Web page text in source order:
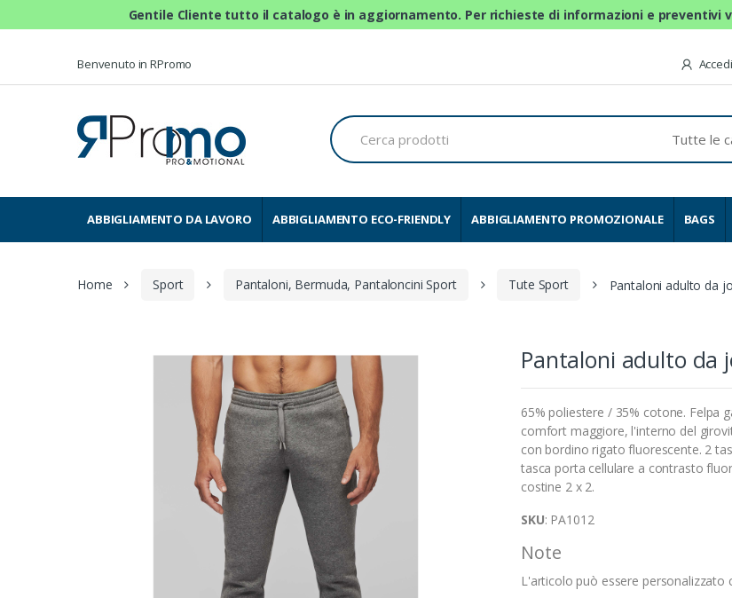
Gentile Cliente tutto il catalogo è in aggiornamento. Per richieste di informazioni e preventivi
Benvenuto in RPromo
C
e
r
p
e
ABBIGLIAMENTO DA LAVORO ABBIGLIAMENTO ECO-FRIENDLY ABBIGLIAMENTO PROMOZIONALE BAGS
Home Sport Pantaloni, Bermuda, Pantaloncini Sport Tute Sport Pantaloni adulto da
Pantaloni adulto da
65% poliestere / 35% cotone. Felpa
comfort maggiore, l'interno del
con bordino rigato fluorescente. 2
tasca porta cellulare a contrasto
costine 2 x 2.
SKU: PA1012
Note
L'articolo può essere personalizzato